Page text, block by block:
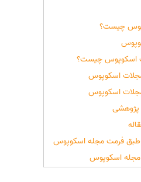
چیست؟
اسکوپوس چیست؟
اسکوپوس
اسکوپوس
پژوهشی
طبق فرمت مجله اسکوپوس
مجله اسکوپوس